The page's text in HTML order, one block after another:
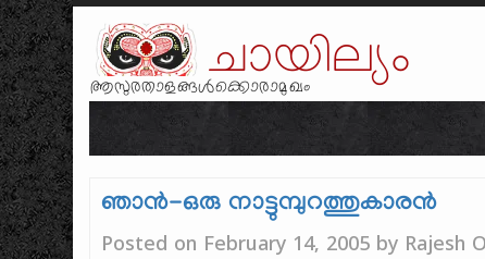
ചായില്യം
ആസുരതാളങ്ങൾക്കൊരാമുഖം
ഞാന്‍-ഒരു നാട്ടുമ്പുറത്തുകാരന്‍
Posted on February 14, 2005 by Rajesh